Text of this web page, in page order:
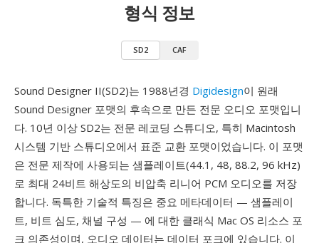
형식 정보
SD2 CAF
Sound Designer II(SD2)는 1988년경 Digidesign이 원래
Sound Designer 포맷의 후속으로 만든 전문 오디오 포맷입니
다. 10년 이상 SD2는 전문 레코딩 스튜디오, 특히 Macintosh
시스템 기반 스튜디오에서 표준 교환 포맷이었습니다. 이 포맷
은 전문 제작에 사용되는 샘플레이트(44.1, 48, 88.2, 96 kHz)
로 최대 24비트 해상도의 비압축 리니어 PCM 오디오를 저장
합니다. 독특한 기술적 특징은 중요 메타데이터 — 샘플레이
트, 비트 심도, 채널 구성 — 에 대한 클래식 Mac OS 리소스 포
크 의존성이며, 오디오 데이터는 데이터 포크에 있습니다. 이